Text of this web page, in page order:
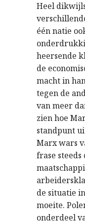
Heel
één natie
heersende
de
macht in
tegen de
van meer
zien hoe
standpunt
Marx wars
frase
de situatie
moeite.
onderdeel